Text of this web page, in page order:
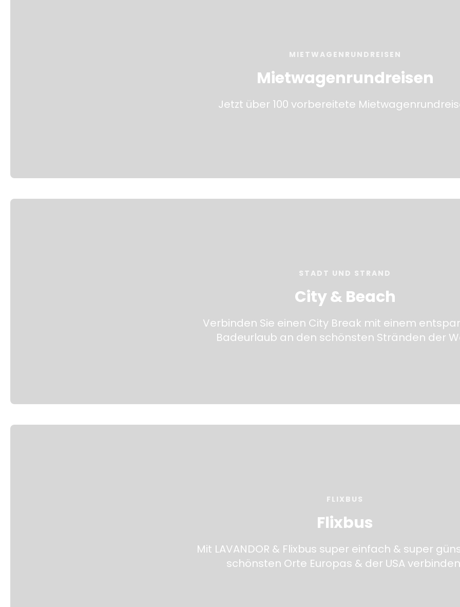
MIETWAGENRUNDREISEN
Mietwagenrundreisen
Jetzt über 100 vorbereitete
STADT UND STRAND
City & Beach
Verbinden Sie einen City Break mit einem
Badeurlaub an den schönsten Stränden der
FLIXBUS
Flixbus
Mit LAVANDOR & Flixbus super einfach & super
schönsten Orte Europas & der USA